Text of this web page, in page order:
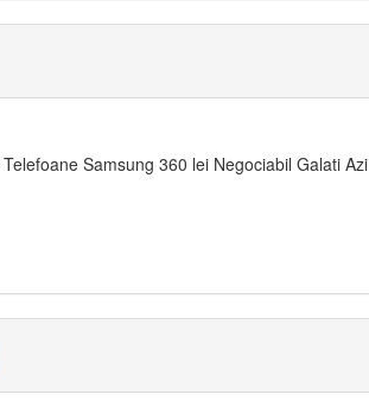
Telefoane Samsung 360 lei Negociabil Galati Azi